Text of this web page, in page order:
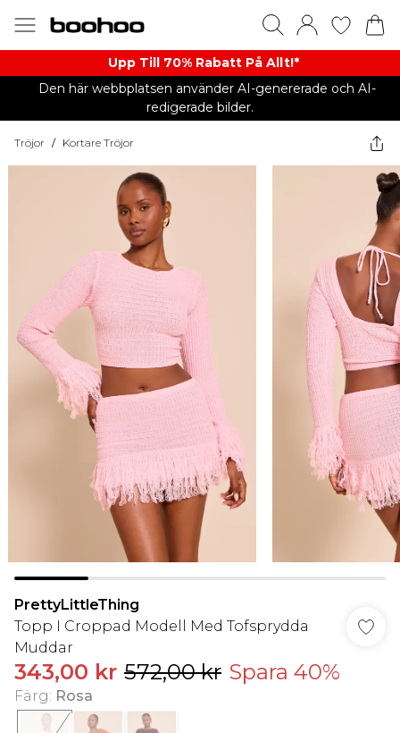
Upp Till 70% Rabatt På Allt!*
Den här webbplatsen använder AI-genererade och AI-
redigerade bilder.
Tröjor / Kortare Tröjor
PrettyLittleThing
Topp I Croppad Modell Med Tofsprydda
Muddar
343,00 kr 572,00 kr Spara 40%
Färg: Rosa